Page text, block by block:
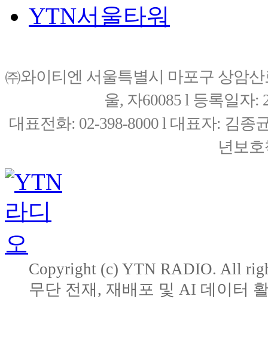
YTN서울타워
㈜와이티엔 서울특별시 마포구 상암
울, 자60085 l 등록일자:
대표전화: 02-398-8000 l 대표자: 김종
년보
Copyright (c) YTN RADIO. All
무단 전재, 재배포 및 AI 데이터